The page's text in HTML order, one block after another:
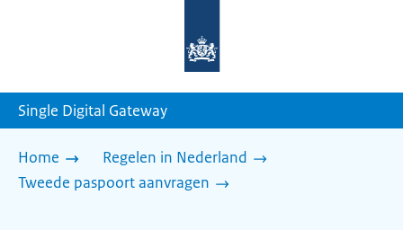
homepage
Single Digital Gateway
Home
Regelen in Nederland
Tweede paspoort aanvragen